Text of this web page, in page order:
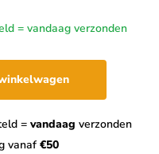
= vandaag verzonden
= vandaag verzonden
vanaf €50